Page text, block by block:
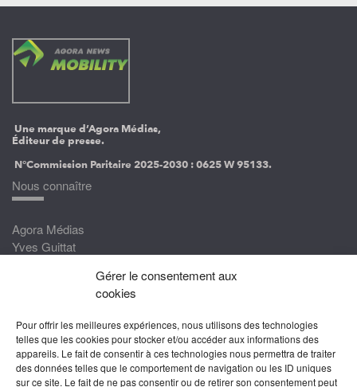
Gérer le consentement aux
cookies
Pour offrir les meilleures expériences, nous utilisons des technologies
telles que les cookies pour stocker et/ou accéder aux informations des
appareils. Le fait de consentir à ces technologies nous permettra de traiter
des données telles que le comportement de navigation ou les ID uniques
sur ce site. Le fait de ne pas consentir ou de retirer son consentement peut
Une marque d’Agora Médias,
Éditeur de presse.
N°Commission Paritaire 2025-2030 :0625 W 95133.
Nous connaître
Agora Médias
Yves Guittat
Devenez correspondant
Rejoignez nos experts
Devenez Partenaire